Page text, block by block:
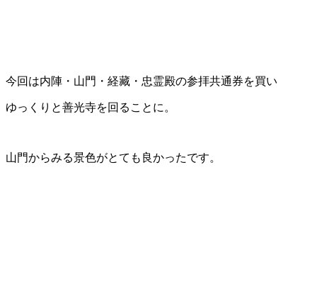
今回は内陣・山門・経藏・忠霊殿の参拝共通券を買い
ゆっくりと善光寺を回ることに。
山門からみる景色がとても良かったです。